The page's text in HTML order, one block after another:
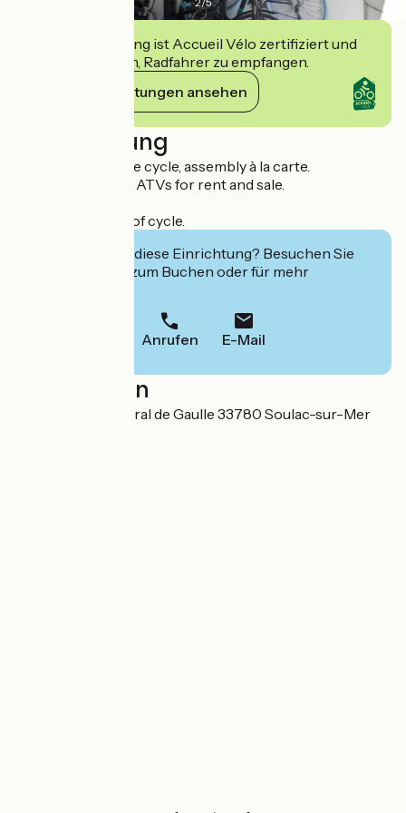
Diese Einrichtung ist Accueil Vélo zertifiziert und
verpflichtet sich, Radfahrer zu empfangen.
Ihre Verpflichtungen ansehen
Beschreibung
Professional of the cycle, assembly à la carte.
Electric bikes and ATVs for rent and sale.
Rental and repair of cycle.
Interessiert Sie diese Einrichtung? Besuchen Sie
deren Website zum Buchen oder für mehr
Anrufen E-Mail
Localisation
31 bis rue du Général de Gaulle 33780 Soulac-sur-Mer